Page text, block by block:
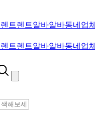
렌트렌트알바알바동네업체
렌트렌트알바알바동네업체